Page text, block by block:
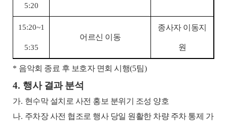
5:20
15:20~1
5:35
어르신 이동
종사자 이동지
원
* 음악회 종료 후 보호자 면회 시행(5팀)
4. 행사 결과 분석
가. 현수막 설치로 사전 홍보 분위기 조성 양호
나. 주차장 사전 협조로 행사 당일 원활한 차량 주차 통제 가